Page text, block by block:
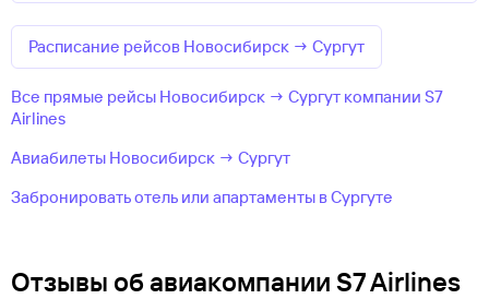
Расписание рейсов Новосибирск → Сургут
Все прямые рейсы Новосибирск → Сургут компании S7
Airlines
Авиабилеты Новосибирск → Сургут
Забронировать отель или апартаменты в Сургуте
Отзывы об авиакомпании S7 Airlines